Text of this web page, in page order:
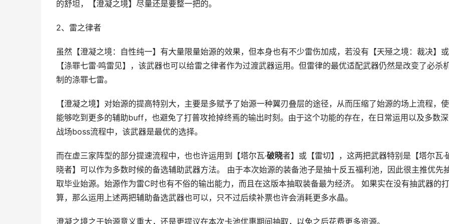
的舒坦，【澄凝之境】尽量还是要整一把的。
2、雷之律者
虽然【澄凝之境：自性纯一】有大量限量始源的效果，但本身也有不少雷伤加成，若没有【天殛之境：裁决】或
【涤罪七雷·鸣雷见】，该武器也可以给雷之律者作为过渡武器运用。但雷律的最优适配武器仍然是改变了必杀
制的涤罪七雷。
【澄凝之境】对始源的提高特别大，主要是多赋予了始源一种翼刃叠层的途径，从而压缩了始源的场上流程，
能够吃到更多的辅助buff，也避免了打普攻抢掉终焉的输出时刻。由于这个功能的存在，在日常运用以及多数
战场boss流程中，该武器是最优的选择。
而在虚三家阵型的部分提速流程中，也也许运用到【塔尔瓦·破晓者】或【雷切】，这两把武器特别是【塔尔瓦·
晓者】可以作为多数时候的备选辅助武器方法。 由于本次始源的装备池子是抽十反五福利池，因此很主推优先
取毕业始源。始源作为雷C时也有不俗的输出能力，而且在这版本抽取装备最为经济。 如果实在没有抽武器的打
算，那么运用上述两把辅助备选武器也可以，只不过后续补票也许会消耗更多水晶。
澄凝之境之于始源意义重大，还是更提议在本次卡池优惠期间抽取，以免之后花费更多资源。